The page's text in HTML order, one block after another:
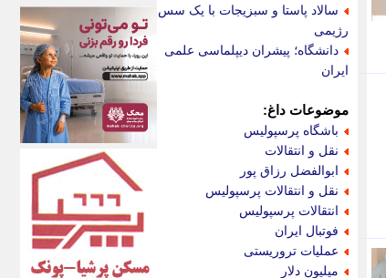
سالاد پاستا و سبزیجات با یک سس
رژیمی
دانشگاه؛ پیشران دیپلماسی علمی
ایران
موضوعات داغ:
باشگاه پرسپولیس
نقل و انتقالات
ابوالفضل رزاق پور
نقل و انتقالات پرسپولیس
انتقالات پرسپولیس
فوتبال ایران
عملیات تروریستی
میلیون دلار
اکوفارس
اکونگار
اکونیوز
الف
انتشار آنلاین
اندیشه قرن
اندیشه معاصر
اندیشه ها
انرژی پرس
ای استخدام
ایتنا
ایراف
ایران آرت